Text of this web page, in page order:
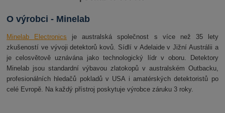
O výrobci - Minelab
Minelab Electronics je australská společnost s více než 35 lety
zkušeností ve vývoji detektorů kovů. Sídlí v Adelaide v Jižní Austrálii a
je celosvětově uznávána jako technologický lídr v oboru. Detektory
Minelab jsou standardní výbavou zlatokopů v australském Outbacku,
profesionálních hledačů pokladů v USA i amatérských detektoristů po
celé Evropě. Na každý přístroj poskytuje výrobce záruku 3 roky.